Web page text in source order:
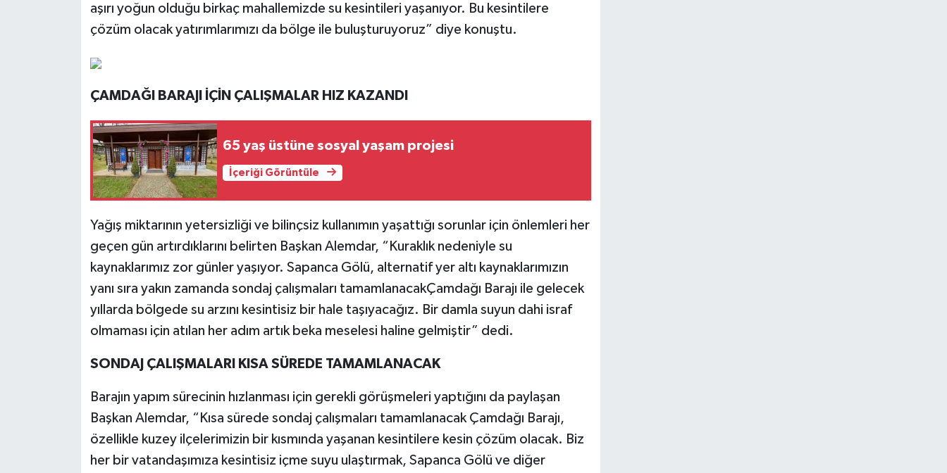
aşırı yoğun olduğu birkaç mahallemizde su kesintileri yaşanıyor. Bu kesintilere
çözüm olacak yatırımlarımızı da bölge ile buluşturuyoruz” diye konuştu.
ÇAMDAĞI BARAJI İÇİN ÇALIŞMALAR HIZ KAZANDI
65 yaş üstüne sosyal yaşam projesi
İçeriği Görüntüle
Yağış miktarının yetersizliği ve bilinçsiz kullanımın yaşattığı sorunlar için önlemleri her
geçen gün artırdıklarını belirten Başkan Alemdar, “Kuraklık nedeniyle su
kaynaklarımız zor günler yaşıyor. Sapanca Gölü, alternatif yer altı kaynaklarımızın
yanı sıra yakın zamanda sondaj çalışmaları tamamlanacakÇamdağı Barajı ile gelecek
yıllarda bölgede su arzını kesintisiz bir hale taşıyacağız. Bir damla suyun dahi israf
olmaması için atılan her adım artık beka meselesi haline gelmiştir” dedi.
SONDAJ ÇALIŞMALARI KISA SÜREDE TAMAMLANACAK
Barajın yapım sürecinin hızlanması için gerekli görüşmeleri yaptığını da paylaşan
Başkan Alemdar, “Kısa sürede sondaj çalışmaları tamamlanacak Çamdağı Barajı,
özellikle kuzey ilçelerimizin bir kısmında yaşanan kesintilere kesin çözüm olacak. Biz
her bir vatandaşımıza kesintisiz içme suyu ulaştırmak, Sapanca Gölü ve diğer